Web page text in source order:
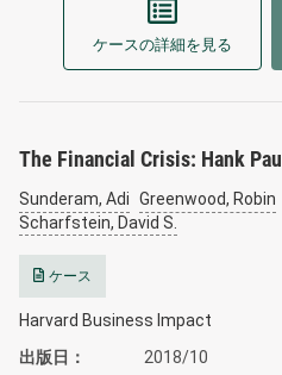
ケースの詳細を見る
The Financial Crisis: Hank
Sunderam, Adi Greenwood, Robin
Scharfstein, David S.
ケース
Harvard Business Impact
出版日
2018/10